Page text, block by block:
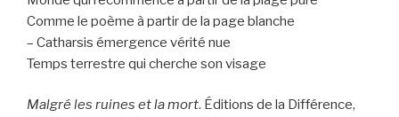
Comme le poème à partir de la page blanche
– Catharsis émergence vérité nue
Temps terrestre qui cherche son visage
Malgré les ruines et la mort. Éditions de la Différence,